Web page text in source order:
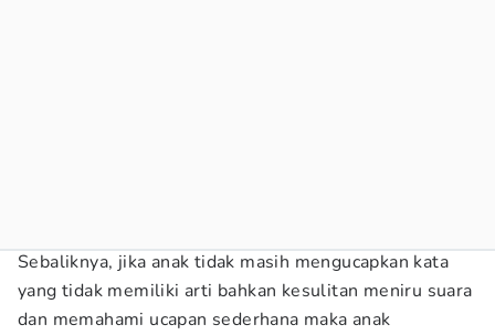
Sebaliknya, jika anak tidak masih mengucapkan kata
yang tidak memiliki arti bahkan kesulitan meniru suara
dan memahami ucapan sederhana maka anak